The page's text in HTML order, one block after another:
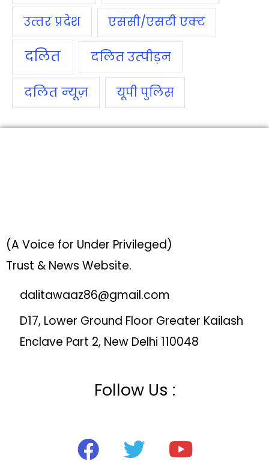
उत्‍तर प्रदेश एससी/एसटी एक्‍ट
दलित दलित उत्‍पीड़न
दलित न्‍यूज़ यूपी पुलिस
(A Voice for Under Privileged)
Trust & News Website.
dalitawaaz86@gmail.com
D17, Lower Ground Floor Greater Kailash
Enclave Part 2, New Delhi 110048
Follow Us :